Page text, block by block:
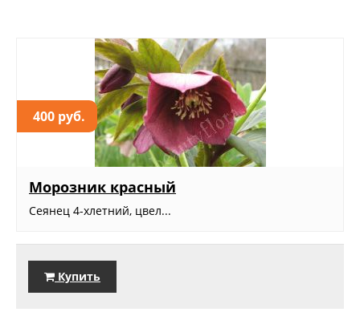
400 руб.
Морозник красный
Сеянец 4-хлетний, цвел...
Купить